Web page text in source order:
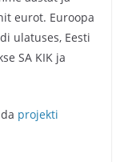
eurot. Euroopa
ulatuses, Eesti
SA KIK ja
projekti